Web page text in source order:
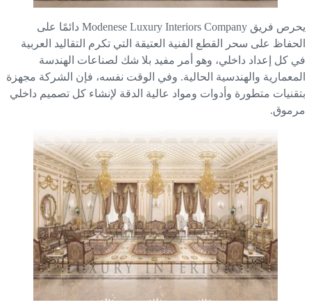
يحرص فريق Modenese Luxury Interiors Company دائمًا على
على سحر القطع الفنية العتيقة التي تكرم التقاليد العربية
كل إعداد داخلي، وهو أمر مفيد بلا شك لصناعات الهندسة
والهندسية الحالية. وفي الوقت نفسه، فإن الشركة مجهزة
متطورة وأدوات ومواد عالية الدقة لإنشاء كل تصميم داخلي